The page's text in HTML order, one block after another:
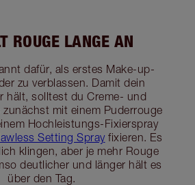
ROUGE LANGE AN
dafür, als erstes Make-up-
zu verblassen. Damit dein
hält, solltest du Creme- und
mit einem Puderrouge
Hochleistungs-Fixierspray
Setting Sprayfixieren. Es
klingen, aber je mehr Rouge
deutlicher und länger hält es
über den Tag.